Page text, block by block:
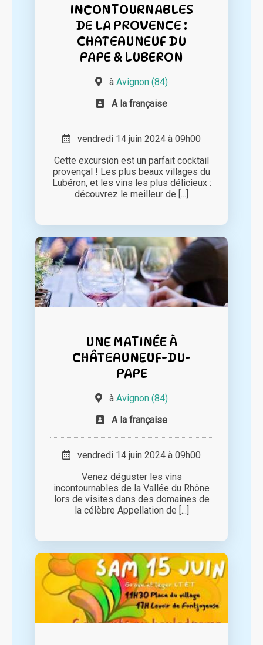
INCONTOURNABLES
DE LA PROVENCE :
CHATEAUNEUF DU
PAPE & LUBERON
à Avignon (84)
A la française
vendredi 14 juin 2024 à 09h00
Cette excursion est un parfait cocktail
provençal ! Les plus beaux villages du
Lubéron, et les vins les plus délicieux :
découvrez le meilleur de [...]
UNE MATINÉE À
CHÂTEAUNEUF-DU-
PAPE
à Avignon (84)
A la française
vendredi 14 juin 2024 à 09h00
Venez déguster les vins
incontournables de la Vallée du Rhône
lors de visites dans des domaines de
la célèbre Appellation de [...]